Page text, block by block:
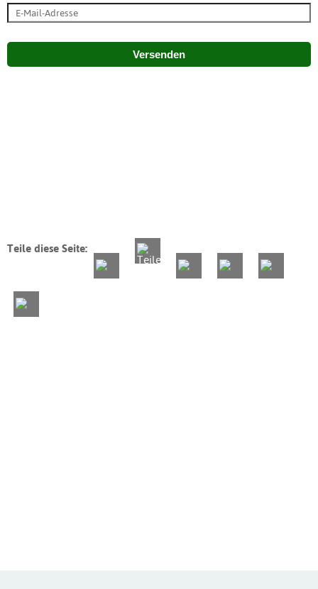
Versenden
Teile diese Seite: